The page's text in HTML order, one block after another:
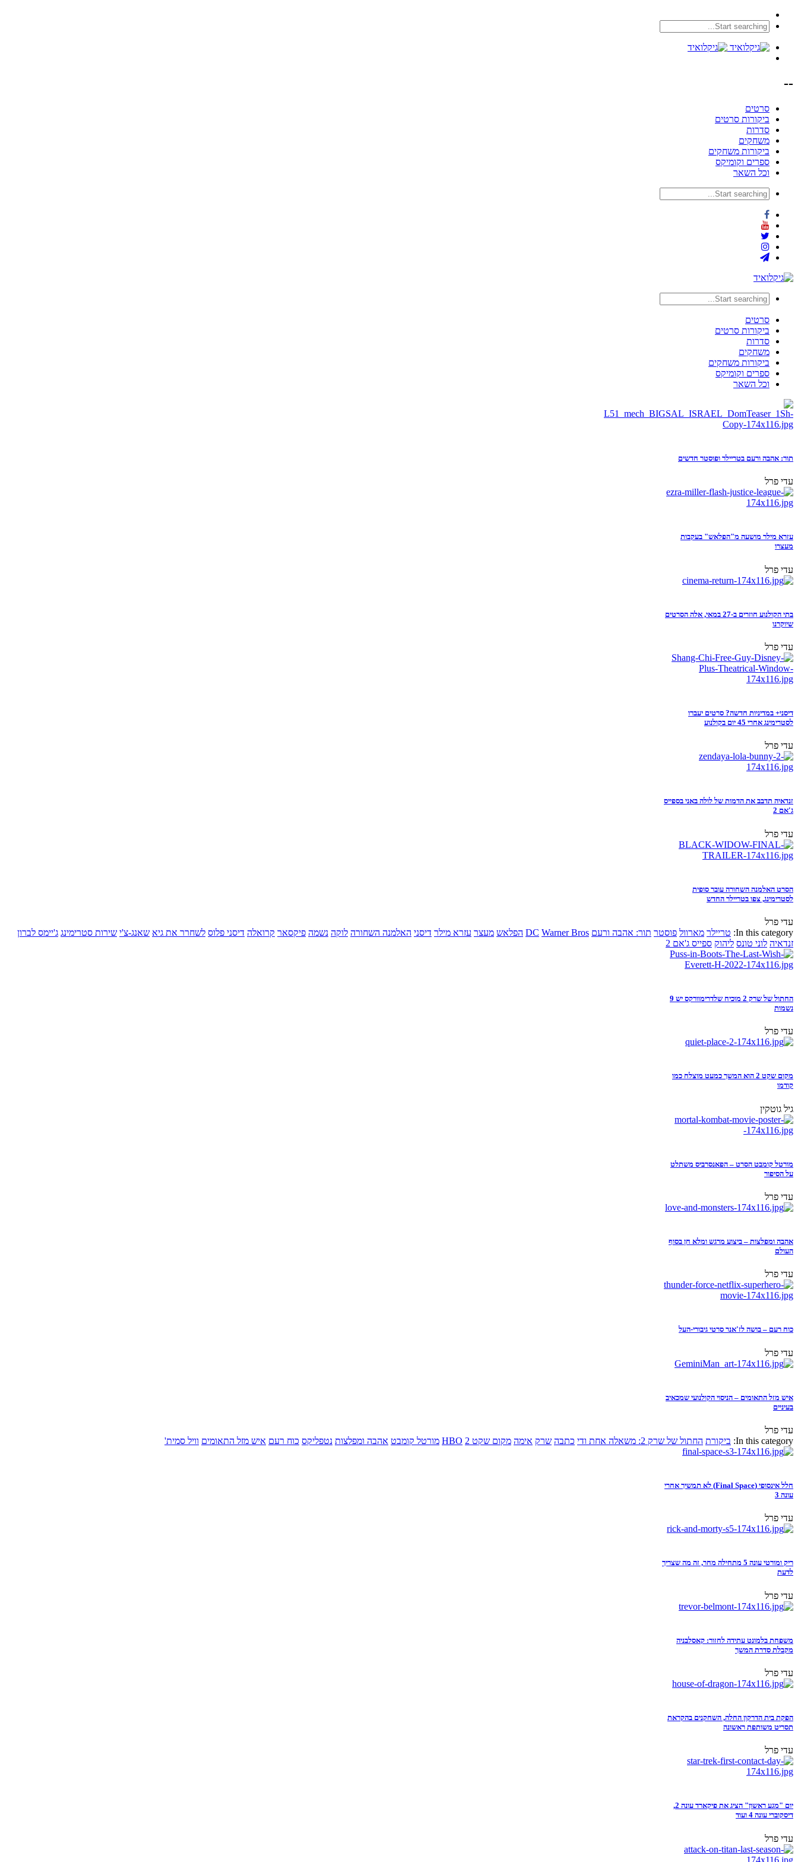
--
סרטים
ביקורות סרטים
סדרות
משחקים
ביקורות משחקים
ספרים וקומיקס
וכל השאר
סרטים
ביקורות סרטים
סדרות
משחקים
ביקורות משחקים
ספרים וקומיקס
וכל השאר
תור: אהבה ורעם בטריילר ופוסטר חדשים
עדי פרל
עזרא מילר מושעה מ"הפלאש" בעקבות
מעצרו
עדי פרל
בתי הקולנוע חוזרים ב-27 במאי, אלה הסרטים
שיוקרנו
עדי פרל
דיסני+ במדיניות חדשה? סרטים יעברו
לסטרימינג אחרי 45 יום בקולנוע
עדי פרל
זנדאיה תדבב את הדמות של לולה באני בספייס
ג'אם 2
עדי פרל
הסרט האלמנה השחורה עובר סופית
לסטרימינג, צפו בטריילר החדש
עדי פרל
In this category: טריילר מארוול פוסטר תור: אהבה ורעם DC Warner Bros הפלאש מעצר עזרא מילר דיסני האלמנה השחורה לוקה נשמה פיקסאר קרואלה דיסני פלוס לשחרר את גיא שאנג-צ'י שירות סטרימינג ג'יימס לברון
זנדאיה לוני טונס ליהוק ספייס ג'אם 2
החתול של שרק 2 מוכיח שלדרימוורקס יש 9
נשמות
עדי פרל
מקום שקט 2 הוא המשך כמעט מוצלח כמו
קודמו
גיל גוטקין
מורטל קומבט הסרט – הפאנסרביס משתלט
על הסיפור
עדי פרל
אהבה ומפלצות – ביצוע מרגש ומלא חן בסוף
העולם
עדי פרל
כוח רעם – בושה לז'אנר סרטי גיבורי-העל
עדי פרל
איש מזל התאומים – הניסוי הקולנועי שמכאיב
בעיניים
עדי פרל
In this category: ביקורת החתול של שרק 2: משאלה אחת ודי כתבה שרק אימה מקום שקט 2 HBO מורטל קומבט אהבה ומפלצות נטפליקס כוח רעם איש מזל התאומים וויל סמית'
חלל אינסופי (Final Space) לא תמשיך אחרי
עונה 3
עדי פרל
ריק ומורטי עונה 5 מתחילה מחר, זה מה שצריך
לדעת
עדי פרל
משפחת בלמונט עתידה לחזור: קאסלבניה
מקבלת סדרת המשך
עדי פרל
הפקת בית הדרקון החלה, השחקנים בהקראת
תסריט משותפת ראשונה
עדי פרל
יום "מגע ראשון" הציג את פיקארד עונה 2,
דיסקוברי עונה 4 ועוד
עדי פרל